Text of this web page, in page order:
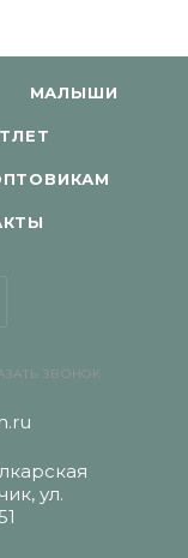
МАЛЫШИ
ЗВОНОК
ул.